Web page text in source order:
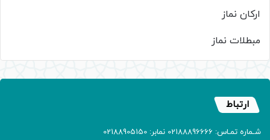
ارکان نماز
مبطلات نماز
ارتباط
شـماره تمـاس: 02188896666 نمابر: 02188905150